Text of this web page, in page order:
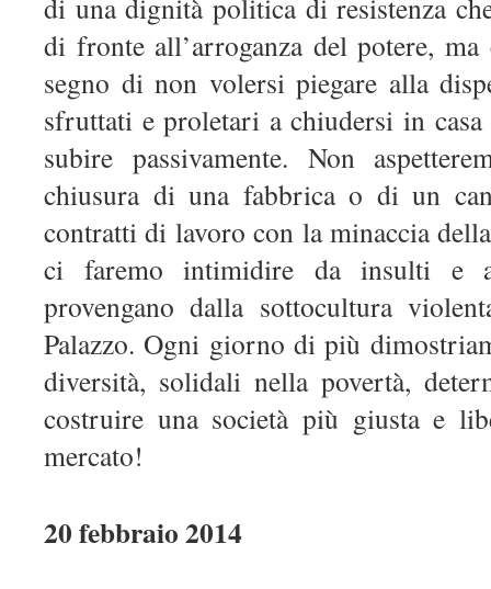
di una dignità politica di resistenza
di fronte all’arroganza del potere,
segno di non volersi piegare alla
sfruttati e proletari a chiudersi in casa
subire passivamente. Non
chiusura di una fabbrica o di un
contratti di lavoro con la minaccia
ci faremo intimidire da insulti e
provengano dalla sottocultura
Palazzo. Ogni giorno di più
diversità, solidali nella povertà,
costruire una società più giusta e
mercato!
20 febbraio 2014